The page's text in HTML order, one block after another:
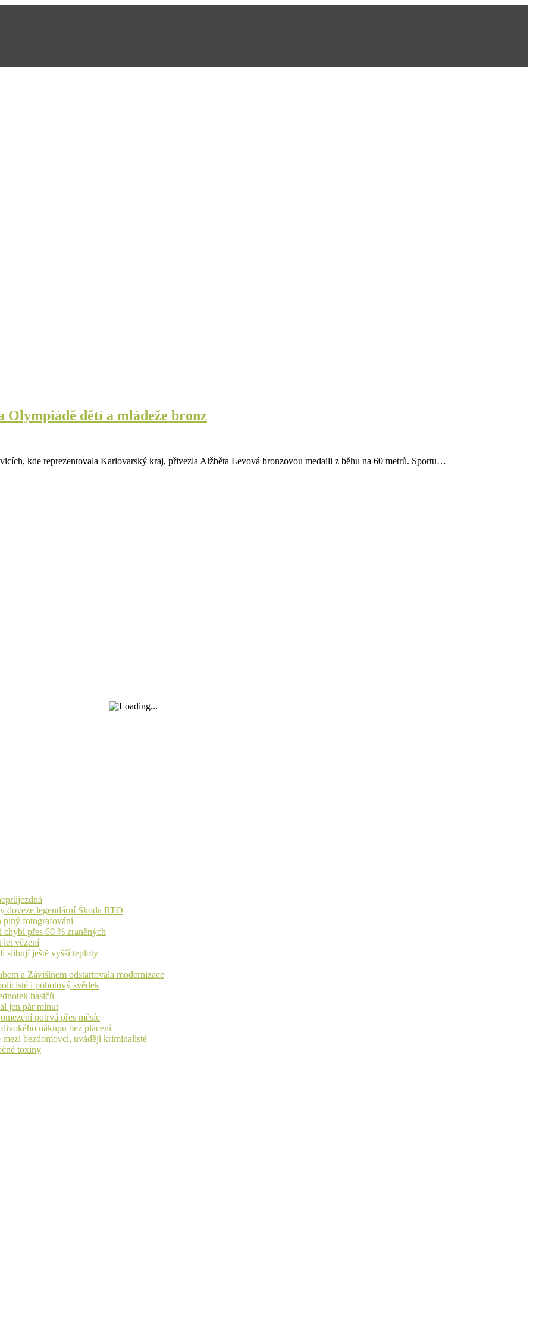
Olympiádě dětí a mládeže bronz
kde reprezentovala Karlovarský kraj, přivezla Alžběta Levová bronzovou medaili z běhu na 60 metrů. Sportu…
doveze legendární Škoda RTO
plný fotografování
přes 60 % zraněných
let vězení
slibují ještě vyšší teploty
a Závišínem odstartovala modernizace
i pohotový svědek
hasičů
jen pár minut
potrvá přes měsíc
nákupu bez placení
bezdomovci, uvádějí kriminalisté
toxiny